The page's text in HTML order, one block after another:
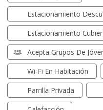
Estacionamiento
Estacionamiento
Acepta Grupos De
Wi-Fi En Habitación
Parrilla Privada